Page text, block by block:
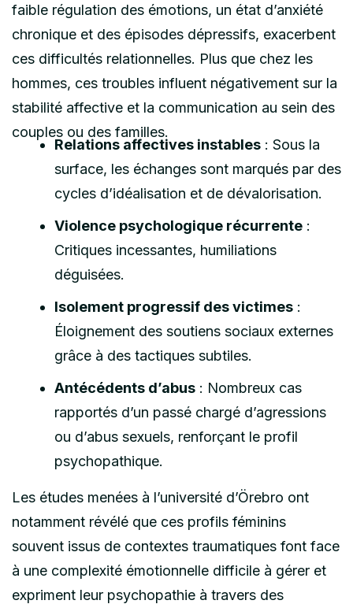
faible régulation des émotions, un état d’anxiété
chronique et des épisodes dépressifs, exacerbent
ces difficultés relationnelles. Plus que chez les
hommes, ces troubles influent négativement sur la
stabilité affective et la communication au sein des
couples ou des familles.
Relations affectives instables : Sous la
surface, les échanges sont marqués par des
cycles d’idéalisation et de dévalorisation.
Violence psychologique récurrente :
Critiques incessantes, humiliations
déguisées.
Isolement progressif des victimes :
Éloignement des soutiens sociaux externes
grâce à des tactiques subtiles.
Antécédents d’abus : Nombreux cas
rapportés d’un passé chargé d’agressions
ou d’abus sexuels, renforçant le profil
psychopathique.
Les études menées à l’université d’Örebro ont
notamment révélé que ces profils féminins
souvent issus de contextes traumatiques font face
à une complexité émotionnelle difficile à gérer et
expriment leur psychopathie à travers des